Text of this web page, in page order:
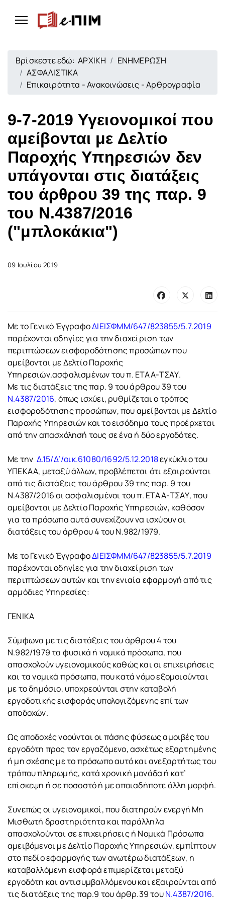
Βρίσκεστε εδώ:ΑΡΧΙΚΗ
ΕΝΗΜΕΡΩΣΗ
ΑΣΦΑΛΙΣΤΙΚΑ
Επικαιρότητα - Ανακοινώσεις - Αρθρογραφία
9-7-2019 Υγειονομικοί που
αμείβονται με Δελτίο
Παροχής Υπηρεσιών δεν
υπάγονται στις διατάξεις
του άρθρου 39 της παρ. 9
του Ν.4387/2016
("μπλοκάκια")
09 Ιουλίου 2019
Με το Γενικό ΈγγραφοΔΙΕΙΣΦΜΜ/647/823855/5.7.2019
παρέχονται οδηγίες για την διαχείριση των
περιπτώσεων εισφοροδότησης προσώπων που
αμείβονται με Δελτίο Παροχής
Υπηρεσιών,ασφαλισμένων του π. ΕΤΑΑ-ΤΣΑΥ.
Με τις διατάξεις της παρ. 9 του άρθρου 39 του
Ν.4387/2016, όπως ισχύει, ρυθμίζεται ο τρόπος
εισφοροδότησης προσώπων, που αμείβονται με Δελτίο
Παροχής Υπηρεσιών και το εισόδημα τους προέρχεται
από την απασχόλησή τους σε ένα ή δύο εργοδότες.
Με την Δ.15/Δ’/οικ.61080/1692/5.12.2018εγκύκλιο του
ΥΠΕΚΑΑ, μεταξύ άλλων, προβλέπεται ότι εξαιρούνται
από τις διατάξεις του άρθρου 39 της παρ. 9 του
Ν.4387/2016 οι ασφαλισμένοι του π. ΕΤΑΑ-ΤΣΑΥ, που
αμείβονται με Δελτίο Παροχής Υπηρεσιών, καθόσον
για τα πρόσωπα αυτά συνεχίζουν να ισχύουν οι
διατάξεις του άρθρου 4 του Ν.982/1979.
Με το Γενικό ΈγγραφοΔΙΕΙΣΦΜΜ/647/823855/5.7.2019
παρέχονται οδηγίες για την διαχείριση των
περιπτώσεων αυτών και την ενιαία εφαρμογή από τις
αρμόδιες Υπηρεσίες:
ΓΕΝΙΚΑ
Σύμφωνα με τις διατάξεις του άρθρου 4 του
Ν.982/1979 τα φυσικά ή νομικά πρόσωπα, που
απασχολούν υγειονομικούς καθώς και οι επιχειρήσεις
και τα νομικά πρόσωπα, που κατά νόμο εξομοιούνται
με το δημόσιο, υποχρεούνται στην καταβολή
εργοδοτικής εισφοράς υπολογιζόμενης επί των
αποδοχών.
Ως αποδοχές νοούνται οι πάσης φύσεως αμοιβές του
εργοδότη προς τον εργαζόμενο, ασχέτως εξαρτημένης
ή μη σχέσης με το πρόσωπο αυτό και ανεξαρτήτως του
τρόπου πληρωμής, κατά χρονική μονάδα ή κατ’
επίσκεψη ή σε ποσοστό ή με οποιαδήποτε άλλη μορφή.
Συνεπώς οι υγειονομικοί, που διατηρούν ενεργή Μη
Μισθωτή δραστηριότητα και παράλληλα
απασχολούνται σε επιχειρήσεις ή Νομικά Πρόσωπα
αμειβόμενοι με Δελτίο Παροχής Υπηρεσιών, εμπίπτουν
στο πεδίο εφαρμογής των ανωτέρω διατάξεων, η
καταβαλλόμενη εισφορά επιμερίζεται μεταξύ
εργοδότη και αντισυμβαλλόμενου και εξαιρούνται από
τις διατάξεις της παρ.9 του άρθρ.39 τουΝ.4387/2016.